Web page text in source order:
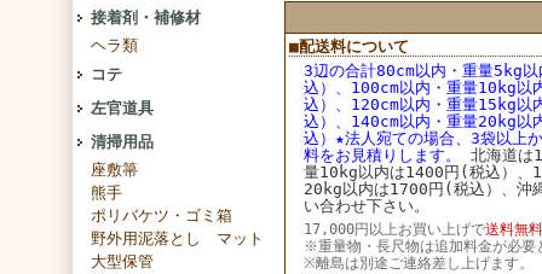
接着剤・補修材
ヘラ類
コテ
左官道具
清掃用品
座敷箒
熊手
ポリバケツ・ゴミ箱
野外用泥落とし マット
大型保管
■配送料について
3辺の合計80cm以内・重量5kg
込）、100cm以内・重量10kg以
込）、 120cm以内・重量15kg以
込）、 140cm以内・重量20kg以
込）★法人宛ての場合、3袋以上
料をお見積りします。
北海道は
量10kg以内は1400円(税込）、
20kg以内は1700円(税込）、沖
い合わせ下さい。
17,000円以上お買い上げで送料無
※重量物・長尺物は追加料金が必要
※離島は別途ご連絡差し上げます。